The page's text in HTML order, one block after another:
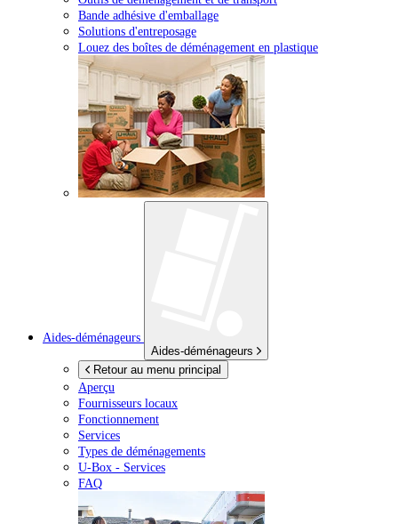
Bande adhésive d'emballage
Solutions d'entreposage
Louez des boîtes de déménagement en plastique
Aides-déménageurs
Aides-déménageurs
Retour au menu principal
Aperçu
Fournisseurs locaux
Fonctionnement
Services
Types de déménagements
U-Box - Services
FAQ